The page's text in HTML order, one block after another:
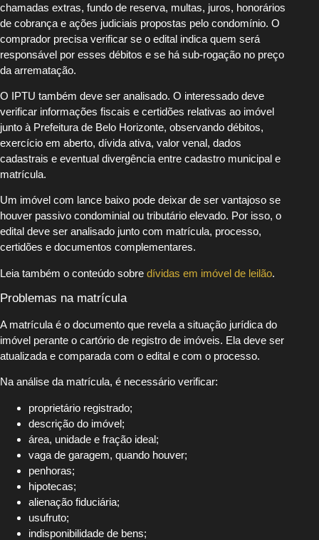
chamadas extras, fundo de reserva, multas, juros, honorários
de cobrança e ações judiciais propostas pelo condomínio. O
comprador precisa verificar se o edital indica quem será
responsável por esses débitos e se há sub-rogação no preço
da arrematação.
O IPTU também deve ser analisado. O interessado deve
verificar informações fiscais e certidões relativas ao imóvel
junto à Prefeitura de Belo Horizonte, observando débitos,
exercício em aberto, dívida ativa, valor venal, dados
cadastrais e eventual divergência entre cadastro municipal e
matrícula.
Um imóvel com lance baixo pode deixar de ser vantajoso se
houver passivo condominial ou tributário elevado. Por isso, o
edital deve ser analisado junto com matrícula, processo,
certidões e documentos complementares.
Leia também o conteúdo sobre dívidas em imóvel de leilão.
Problemas na matrícula
A matrícula é o documento que revela a situação jurídica do
imóvel perante o cartório de registro de imóveis. Ela deve ser
atualizada e comparada com o edital e com o processo.
Na análise da matrícula, é necessário verificar:
proprietário registrado;
descrição do imóvel;
área, unidade e fração ideal;
vaga de garagem, quando houver;
penhoras;
hipotecas;
alienação fiduciária;
usufruto;
indisponibilidade de bens;